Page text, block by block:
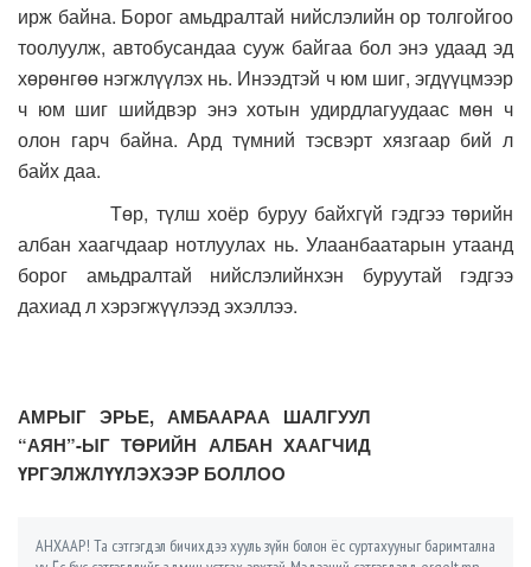
ирж байна. Борог амьдралтай нийслэлийн ор толгойгоо
тоолуулж, автобусандаа сууж байгаа бол энэ удаад эд
хөрөнгөө нэгжлүүлэх нь. Инээдтэй ч юм шиг, эгдүүцмээр
ч юм шиг шийдвэр энэ хотын удирдлагуудаас мөн ч
олон гарч байна. Ард түмний тэсвэрт хязгаар бий л
байх даа.
Төр, түлш хоёр буруу байхгүй гэдгээ төрийн
албан хаагчдаар нотлуулах нь. Улаанбаатарын утаанд
борог амьдралтай нийслэлийнхэн буруутай гэдгээ
дахиад л хэрэгжүүлээд эхэллээ.
АМРЫГ ЭРЬЕ, АМБААРАА ШАЛГУУЛ
“АЯН”-ЫГ ТӨРИЙН АЛБАН ХААГЧИД
ҮРГЭЛЖЛҮҮЛЭХЭЭР БОЛЛОО
АНХААР! Та сэтгэгдэл бичихдээ хууль зүйн болон ёс суртахууныг баримтална